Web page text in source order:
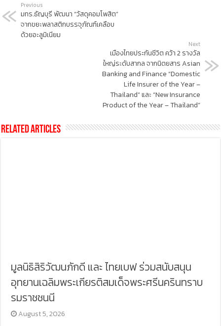
Previous
มทร.ธัญบุรี พัฒนา “วัสดุคอมโพสิต”
จากขยะพลาสติกบรรจุภัณฑ์เคลือบ
ด้วยอะลูมิเนียม
Next
เมืองไทยประกันชีวิต คว้า 2 รางวัล
ใหญ่ระดับสากล จากนิตยสาร Asian
Banking and Finance “Domestic
Life Insurer of the Year –
Thailand” และ “New Insurance
Product of the Year – Thailand”
Related Articles
มูลนิธิสิริวัฒนภักดี และ ไทยเบฟ ร่วมสนับสนุน
อุทยานเฉลิมพระเกียรติสมเด็จพระศรีนครินทราบ
รมราชชนนี
August 5, 2026